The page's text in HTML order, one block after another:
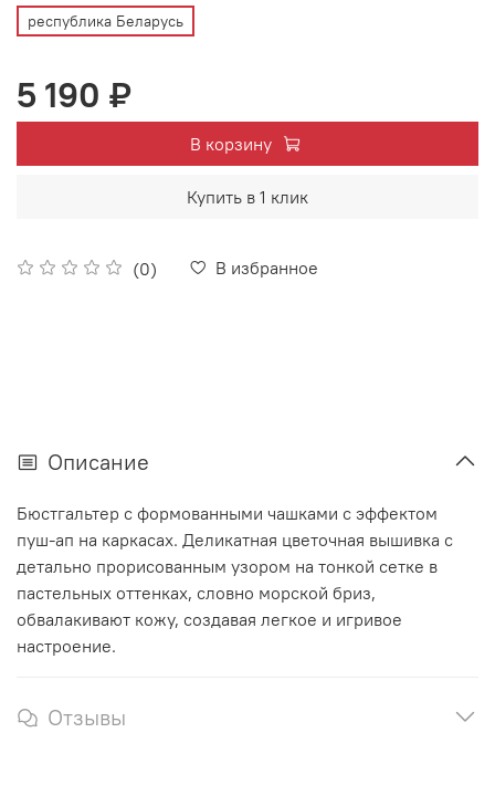
(0) В избранное
республика Беларусь
5 190 ₽
В корзину
Купить в 1 клик
Описание
Бюстгальтер с формованными чашками с эффектом
пуш-ап на каркасах. Деликатная цветочная вышивка с
детально прорисованным узором на тонкой сетке в
пастельных оттенках, словно морской бриз,
обвалакивают кожу, создавая легкое и игривое
настроение.
Отзывы